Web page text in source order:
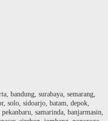
bandung, surabaya, semarang,
solo, sidoarjo, batam, depok,
samarinda, banjarmasin,